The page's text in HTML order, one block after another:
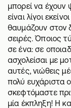
μπορεί να
είναι λίγοι
θαυμάζουν στον
σειρές. Όποιος
σε ένα: σε
ασχολείσαι με
αυτές, νιώθεις
πολύ ευχάριστα
σκεφτόμαστε
μία έκπληξη! Η